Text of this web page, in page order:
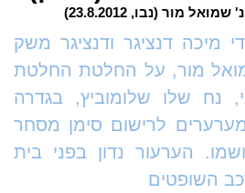
מיכה דנציגר ודנציגר משק
מור, על החלטת החלטת
נח שלו שלומוביץ, בגדרה
לרישום סימן מסחר
הערעור נדון בפני בית
השופטים